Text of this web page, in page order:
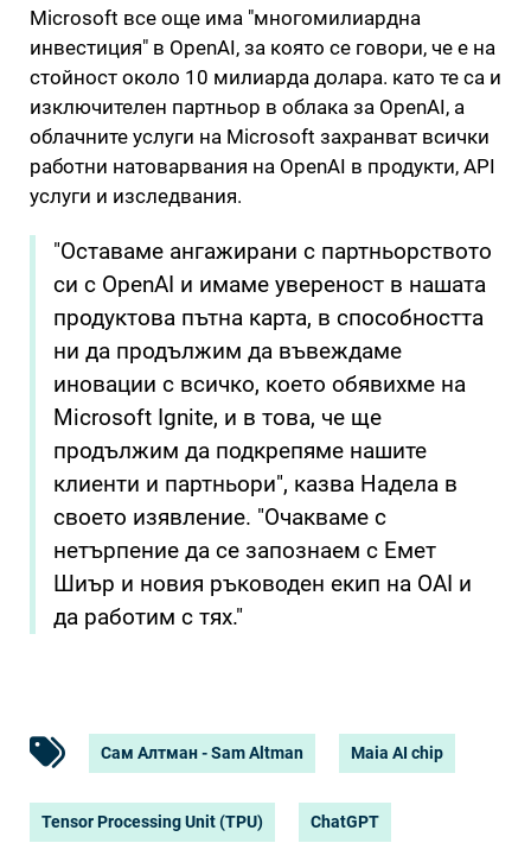
Microsoft все още има "многомилиардна
инвестиция" в OpenAI, за която се говори, че е на
стойност около 10 милиарда долара. като те са и
изключителен партньор в облака за OpenAI, а
облачните услуги на Microsoft захранват всички
работни натоварвания на OpenAI в продукти, API
услуги и изследвания.
"Оставаме ангажирани с партньорството
си с OpenAI и имаме увереност в нашата
продуктова пътна карта, в способността
ни да продължим да въвеждаме
иновации с всичко, което обявихме на
Microsoft Ignite, и в това, че ще
продължим да подкрепяме нашите
клиенти и партньори", казва Надела в
своето изявление. "Очакваме с
нетърпение да се запознаем с Емет
Шиър и новия ръководен екип на OAI и
да работим с тях."
Сам Алтман - Sam Altman Maia AI chip
Tensor Processing Unit (TPU) ChatGPT